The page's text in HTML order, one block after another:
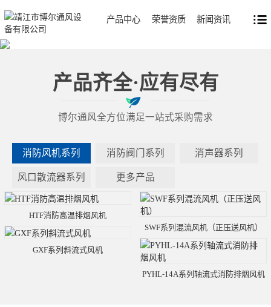
产品中心 荣誉资质 新闻资讯
产品齐全·应有尽有
博尔通风全方位满足一站式采购需求
消防风机系列 消防阀门系列 消声器系列
风口散流器系列 更多产品
HTF消防高温排烟风机
SWF系列混流风机（正压送风机）
GXF系列斜流式风机
PYHL-14A系列轴流式消防排烟风机